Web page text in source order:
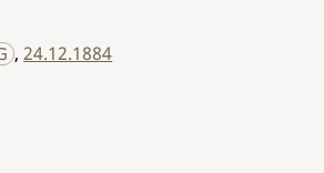
,24.12.1884